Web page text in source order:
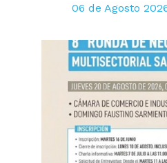
06 de Agosto